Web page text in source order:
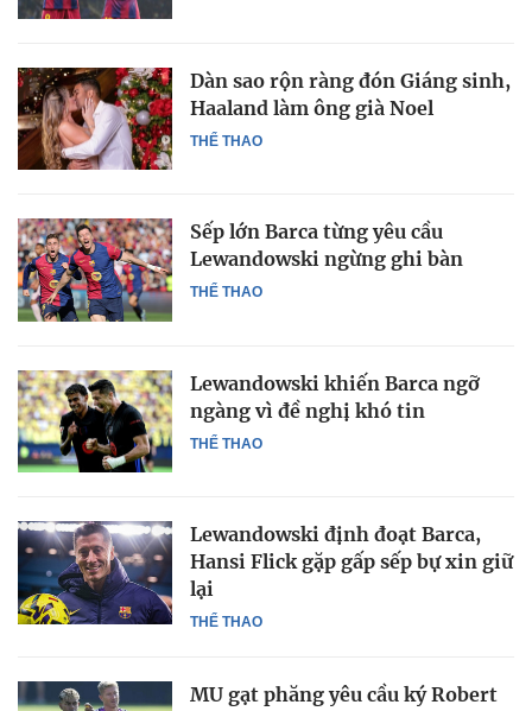
THỂ THAO
Dàn sao rộn ràng đón Giáng sinh,
Haaland làm ông già Noel
THỂ THAO
Sếp lớn Barca từng yêu cầu
Lewandowski ngừng ghi bàn
THỂ THAO
Lewandowski khiến Barca ngỡ
ngàng vì đề nghị khó tin
THỂ THAO
Lewandowski định đoạt Barca,
Hansi Flick gặp gấp sếp bự xin giữ
lại
MU gạt phăng yêu cầu ký Robert